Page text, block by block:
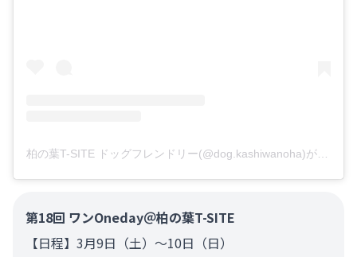
柏の葉T-SITE ドッグフレンドリー(@dog.kashiwanoha)がシェアした投稿
第18回 ワンOneday＠柏の葉T-SITE
【日程】3月9日（土）～10日（日）